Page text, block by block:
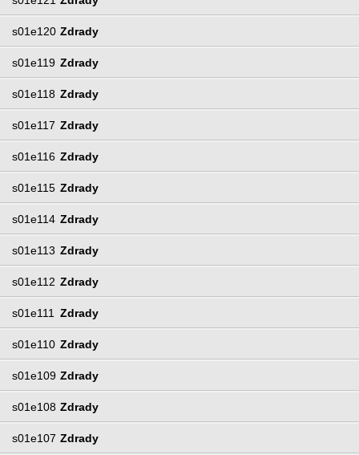
s01e120 Zdrady
s01e119 Zdrady
s01e118 Zdrady
s01e117 Zdrady
s01e116 Zdrady
s01e115 Zdrady
s01e114 Zdrady
s01e113 Zdrady
s01e112 Zdrady
s01e111 Zdrady
s01e110 Zdrady
s01e109 Zdrady
s01e108 Zdrady
s01e107 Zdrady